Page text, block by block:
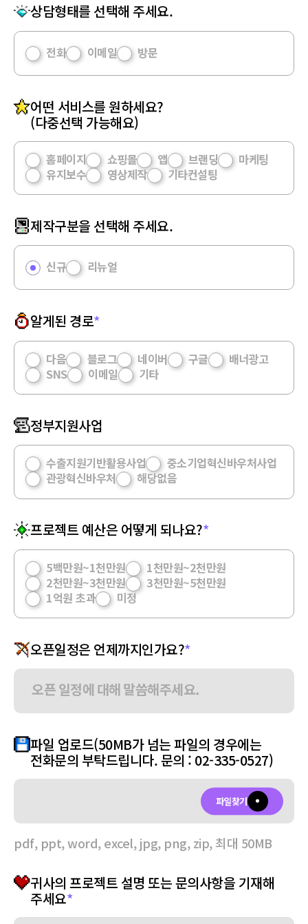
상담형태를 선택해 주세요.
전화 이메일 방문
어떤 서비스를 원하세요?
(다중선택 가능해요)
홈페이지 쇼핑몰 앱 브랜딩
마케팅
유지보수
영상제작 기타컨설팅
제작구분을 선택해 주세요.
신규 리뉴얼
알게된 경로*
다음 블로그 네이버 구글
배너광고
SNS
이메일 기타
정부지원사업
수출지원기반활용사업
중소기업혁신바우처사업
관광혁신바우처
해당없음
프로젝트 예산은 어떻게 되나요?*
5백만원~1천만원
1천만원~2천만원
2천만원~3천만원
3천만원~5천만원
1억원 초과
미정
오픈일정은 언제까지인가요?*
파일 업로드(50MB가 넘는 파일의 경우에는
전화문의 부탁드립니다. 문의 : 02-335-0527)
파일찾기
pdf, ppt, word, excel, jpg, png, zip, 최대 50MB
귀사의 프로젝트 설명 또는 문의사항을 기재해
주세요*